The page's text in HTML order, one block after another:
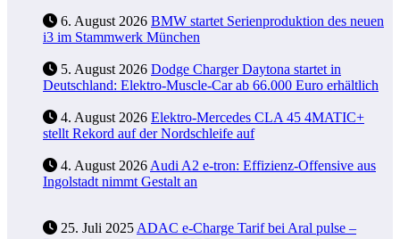
6. August 2026 BMW startet Serienproduktion des neuen
i3 im Stammwerk München
5. August 2026 Dodge Charger Daytona startet in
Deutschland: Elektro-Muscle-Car ab 66.000 Euro erhältlich
4. August 2026 Elektro-Mercedes CLA 45 4MATIC+
stellt Rekord auf der Nordschleife auf
4. August 2026 Audi A2 e-tron: Effizienz-Offensive aus
Ingolstadt nimmt Gestalt an
25. Juli 2025 ADAC e-Charge Tarif bei Aral pulse –